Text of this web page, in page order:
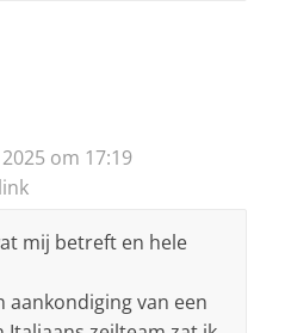
om 17:19
mij betreft en hele
aankondiging van een